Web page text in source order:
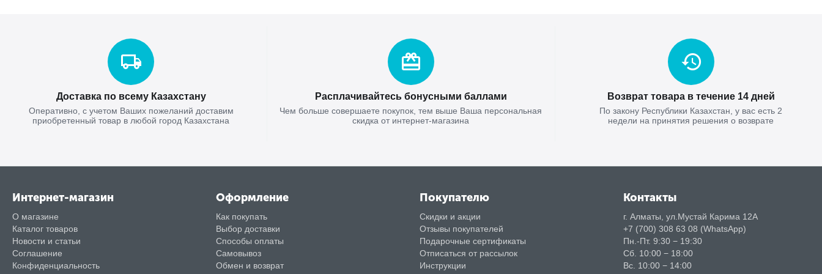
Доставка по всему Казахстану
Оперативно, с учетом Ваших пожеланий доставим
приобретенный товар в любой город Казахстана
Расплачивайтесь бонусными баллами
Чем больше совершаете покупок, тем выше Ваша персональная
скидка от интернет-магазина
Возврат товара в течение 14 дней
По закону Республики Казахстан, у вас есть 2
недели на принятия решения о возврате
Интернет-магазин
О магазине
Каталог товаров
Новости и статьи
Соглашение
Конфиденциальность
Оформление
Как покупать
Выбор доставки
Способы оплаты
Самовывоз
Обмен и возврат
Покупателю
Скидки и акции
Отзывы покупателей
Подарочные сертификаты
Отписаться от рассылок
Инструкции
Контакты
г. Алматы, ул.Мустай Карима 12А
+7 (700) 308 63 08 (WhatsApp)
Пн.-Пт. 9:30 − 19:30
Сб. 10:00 − 18:00
Вс. 10:00 − 14:00